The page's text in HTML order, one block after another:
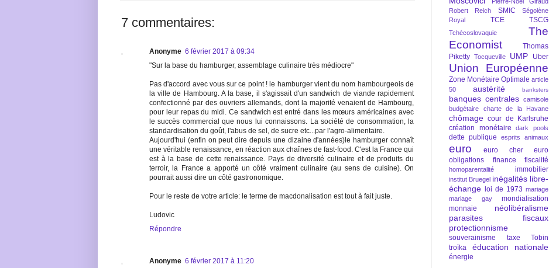
7 commentaires:
Anonyme 6 février 2017 à 09:34
"Sur la base du hamburger, assemblage culinaire très médiocre"
Pas d'accord avec vous sur ce point ! le hamburger vient du nom hambourgeois de
la ville de Hambourg. A la base, il s'agissait d'un sandwich de viande rapidement
confectionné par des ouvriers allemands, dont la majorité venaient de Hambourg,
pour leur repas du midi. Ce sandwich est entré dans les mœurs américaines avec
le succès commercial que nous lui connaissons. La société de consommation, la
standardisation du goût, l'abus de sel, de sucre etc...par l'agro-alimentaire.
Aujourd'hui (enfin on peut dire depuis une dizaine d'années)le hamburger connaît
une véritable renaissance, en réaction aux chaînes de fast-food. C'est la France qui
est à la base de cette renaissance. Pays de diversité culinaire et de produits du
terroir, la France a apporté un côté vraiment culinaire (au sens de cuisine). On
pourrait aussi dire un côté gastronomique.
Pour le reste de votre article: le terme de macdonalisation est tout à fait juste.
Ludovic
Répondre
Anonyme 6 février 2017 à 11:20
Robert Reich
SMIC
Ségolène
Royal
TCE TSCG
Tchécoslovaquie
The
Economist
Thomas
Piketty Tocqueville UMP Uber
Union Européenne
Zone Monétaire Optimale article
50
austérité banksters
banques centrales camisole
budgétaire
charte de la Havane
chômage cour de Karlsruhe
création monétaire
dark pools
dette publique esprits animaux
euro euro cher
euro
obligations
finance fiscalité
homoparentalité immobilier
institut Bruegel inégalités libre-
échange
loi de 1973 mariage
mariage gay
mondialisation
monnaie
néolibéralisme
parasites fiscaux
protectionnisme
souverainisme
taxe Tobin
troïka
éducation nationale
énergie